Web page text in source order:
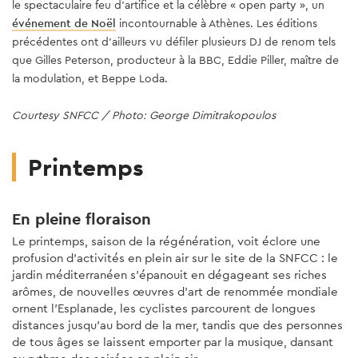
le spectaculaire feu d'artifice et la célèbre « open party », un
événement de Noël incontournable à Athènes. Les éditions
précédentes ont d’ailleurs vu défiler plusieurs DJ de renom tels
que Gilles Peterson, producteur à la BBC, Eddie Piller, maître de
la modulation, et Beppe Loda.
Courtesy SNFCC / Photo: George Dimitrakopoulos
Courtesy SNFCC / Photo: Jérôme Galland
Printemps
En pleine floraison
Le printemps, saison de la régénération, voit éclore une
profusion d'activités en plein air sur le site de la SNFCC : le
jardin méditerranéen s'épanouit en dégageant ses riches
arômes, de nouvelles œuvres d'art de renommée mondiale
ornent l'Esplanade, les cyclistes parcourent de longues
distances jusqu'au bord de la mer, tandis que des personnes
de tous âges se laissent emporter par la musique, dansant